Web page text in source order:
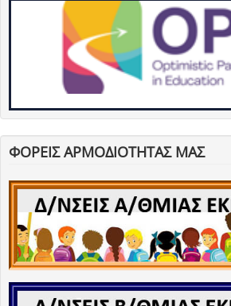
ΦΟΡΕΙΣ ΑΡΜΟΔΙΟΤΗΤΑΣ ΜΑΣ